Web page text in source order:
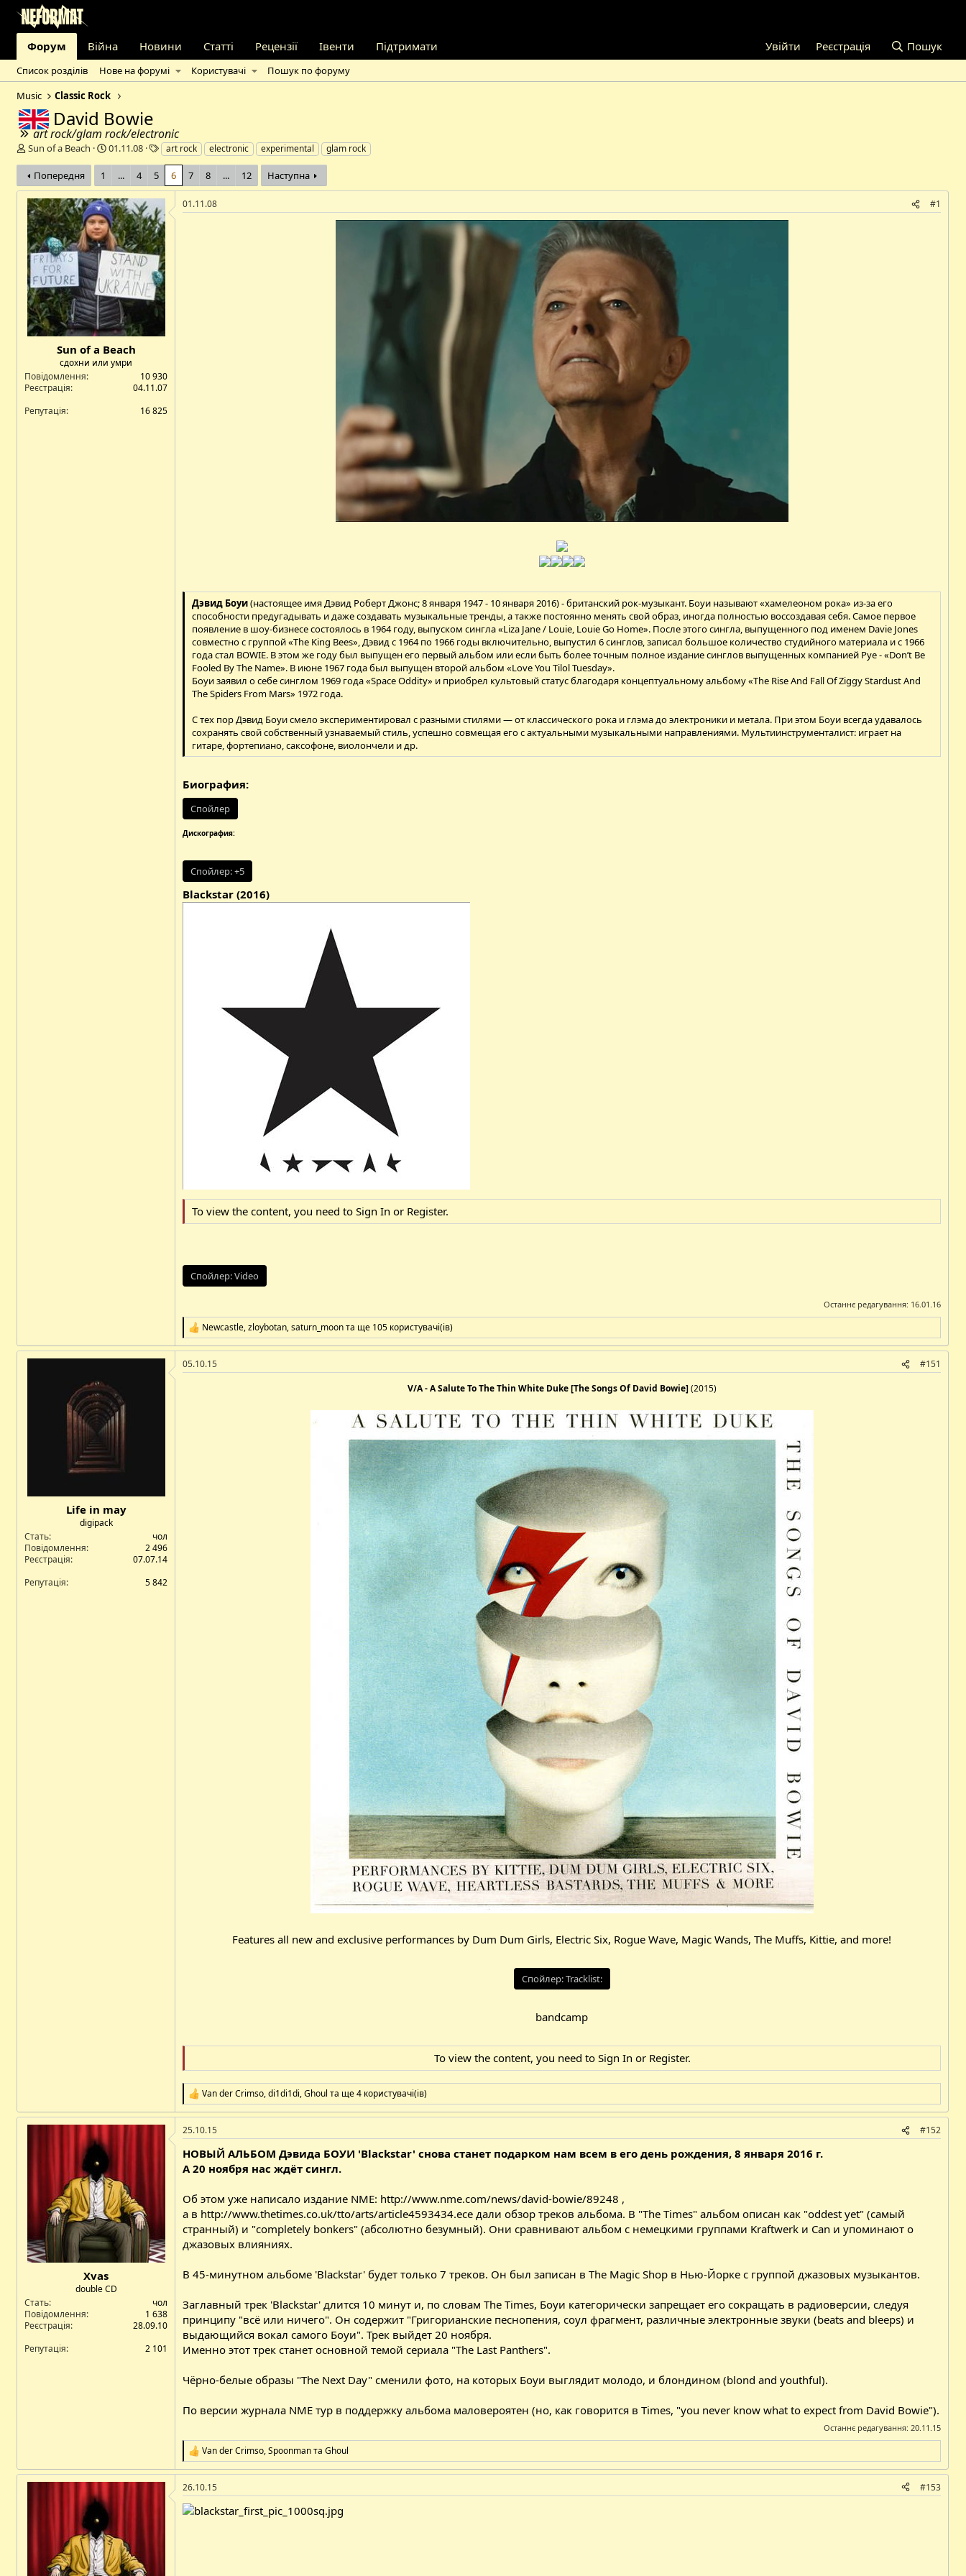
Форум Війна Новини Статті Рецензії Івенти Підтримати Увійти Реєстрація Пошук
Список розділів Нове на форумі Користувачі
Пошук по форуму
Music
Classic Rock
David Bowie
art rock/glam rock/electronic
А
т
о
р
т
е
м
и
Sun of a Beach
Д
а
с
т
в
о
р
е
н
н
я
01.11.08
Т
е
и
art rock electronic experimental glam rock
Попередня 1 ... 4 5 6 7 8 ... 12 Наступна
Sun of a Beach
сдохни или умри
Повідомлення
10 930
Реєстрація
04.11.07
Репутація
16 825
01.11.08 #1
Дэвид Боуи(настоящее имя Дэвид Роберт Джонс; 8 января 1947 - 10 января 2016) - британский рок-музыкант. Боуи называют «хамелеоном рока» из-за его
способности предугадывать и даже создавать музыкальные тренды, а также постоянно менять свой образ, иногда полностью воссоздавая себя. Самое первое
появление в шоу-бизнесе состоялось в 1964 году, выпуском сингла «Liza Jane / Louie, Louie Go Home». После этого сингла, выпущенного под именем Davie Jones
совместно с группой «The King Bees», Дэвид с 1964 по 1966 годы включительно, выпустил 6 синглов, записал большое количество студийного материала и с 1966
года стал BOWIE. В этом же году был выпущен его первый альбом или если быть более точным полное издание синглов выпущенных компанией Pye - «Don’t Be
Fooled By The Name». В июне 1967 года был выпущен второй альбом «Love You Tilol Tuesday».
Боуи заявил о себе синглом 1969 года «Space Oddity» и приобрел культовый статус благодаря концептуальному альбому «The Rise And Fall Of Ziggy Stardust And
The Spiders From Mars» 1972 года.
С тех пор Дэвид Боуи смело экспериментировал с разными стилями — от классического рока и глэма до электроники и метала. При этом Боуи всегда удавалось
сохранять свой собственный узнаваемый стиль, успешно совмещая его с актуальными музыкальными направлениями. Мультиинструменталист: играет на
гитаре, фортепиано, саксофоне, виолончели и др.
Биография:
Спойлер
Дискография:
Спойлер:+5
Blackstar (2016)
To view the content, you need toSign In or Register.
Спойлер:Video
Останнє редагування: 16.01.16
Р
е
а
к
Newcastle,zloybotan,saturn_moonта ще 105 користувачі(ів)
Life in may
digipack
Стать
чол
Повідомлення
2 496
Реєстрація
07.07.14
Репутація
5 842
05.10.15
#151
V/A - A Salute To The Thin White Duke [The Songs Of David Bowie](2015)
Features all new and exclusive performances by Dum Dum Girls, Electric Six, Rogue Wave, Magic Wands, The Muffs, Kittie, and more!
Спойлер:Tracklist:
bandcamp
To view the content, you need toSign In or Register.
Р
е
а
к
і
ї
Van der Crimso,di1di1di,Ghoul та ще 4 користувачі(ів)
Xvas
double CD
Стать
чол
Повідомлення
1 638
Реєстрація
28.09.10
Репутація
2 101
25.10.15 #152
НОВЫЙ АЛЬБОМ Дэвида БОУИ 'Blackstar' снова станет подарком нам всем в его день рождения, 8 января 2016 г.
А 20 ноября нас ждёт сингл.
Об этом уже написало издание NME: http://www.nme.com/news/david-bowie/89248 ,
а в http://www.thetimes.co.uk/tto/arts/article4593434.ece дали обзор треков альбома. В "The Times" альбом описан как "oddest yet" (самый
странный) и "completely bonkers" (абсолютно безумный). Они сравнивают альбом с немецкими группами Kraftwerk и Can и упоминают о
джазовых влияниях.
В 45-минутном альбоме 'Blackstar' будет только 7 треков. Он был записан в The Magic Shop в Нью-Йорке с группой джазовых музыкантов.
Заглавный трек 'Blackstar' длится 10 минут и, по словам The Times, Боуи категорически запрещает его сокращать в радиоверсии, следуя
принципу "всё или ничего". Он содержит "Григорианские песнопения, соул фрагмент, различные электронные звуки (beats and bleeps) и
выдающийся вокал самого Боуи". Трек выйдет 20 ноября.
Именно этот трек станет основной темой сериала "The Last Panthers".
Чёрно-белые образы "The Next Day" сменили фото, на которых Боуи выглядит молодо, и блондином (blond and youthful).
По версии журнала NME тур в поддержку альбома маловероятен (но, как говорится в Times, "you never know what to expect from David Bowie").
Останнє редагування: 20.11.15
Р
е
а
к
ц
і
Van der Crimso,SpoonmanтаGhoul
26.10.15 #153